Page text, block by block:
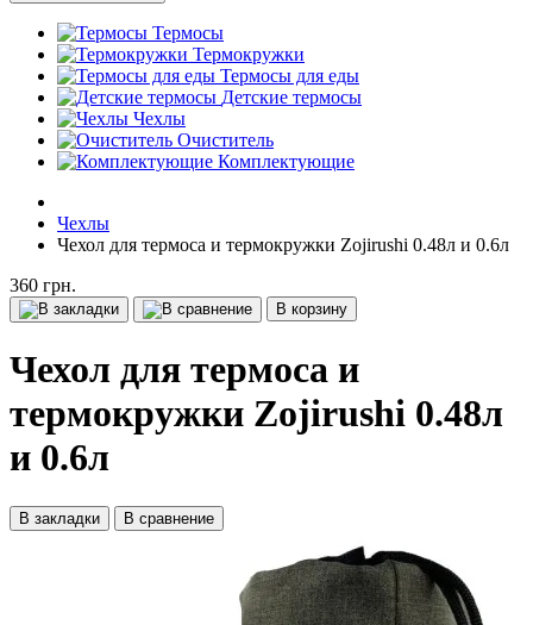
Термосы
Термокружки
Термосы для еды
Детские термосы
Чехлы
Очиститель
Комплектующие
Чехлы
Чехол для термоса и термокружки Zojirushi 0.48л и 0.6л
360 грн.
В корзину
Чехол для термоса и
термокружки Zojirushi 0.48л
и 0.6л
В закладки В сравнение